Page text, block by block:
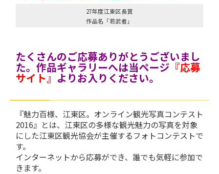
27年度江東区長賞
作品名「若武者」
たくさんのご応募ありがとうございまし
た。作品ギャラリーへは当ページ 『応募
サイト』 よりお入りください。
『魅力百様、江東区。オンライン観光写真コンテスト
2016』とは、江東区の多様な観光魅力の写真を対象
にした江東区観光協会が主催するフォトコンテストで
す。
インターネットから応募ができ、誰でも気軽に参加で
きます。